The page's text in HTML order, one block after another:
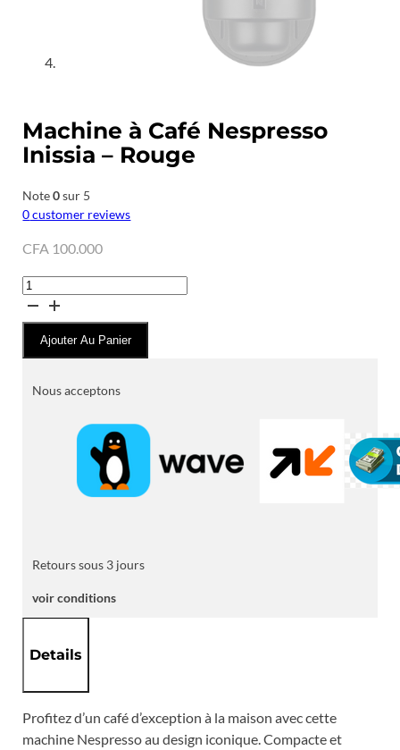
Machine à Café Nespresso
Inissia – Rouge
Note0sur 5
0customer reviews
CFA 100.000
quantité
de
Machine
Nespresso
Ajouter Au Panier
Nous acceptons
Retours sous 3 jours
voir conditions
Details
Profitez d’un café d’exception à la maison avec cette
machine Nespresso au design iconique. Compacte et